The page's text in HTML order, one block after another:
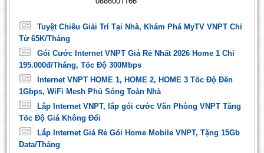
Tuyệt Chiêu Giải Trí Tại Nhà, Khám Phá MyTV VNPT Chỉ
Từ 65K/Tháng
Gói Cước Internet VNPT Giá Rẻ Nhất 2026 Home 1 Chỉ
195.000đ/Tháng, Tốc Độ 300Mbps
Internet VNPT HOME 1, HOME 2, HOME 3 Tốc Độ Đến
1Gbps, WiFi Mesh Phủ Sóng Toàn Nhà
Lắp Internet VNPT, lắp gói cước Văn Phòng VNPT Tăng
Tốc Độ Giá Không Đổi
Lắp Internet Giá Rẻ Gói Home Mobile VNPT, Tặng 15Gb
Data/Tháng